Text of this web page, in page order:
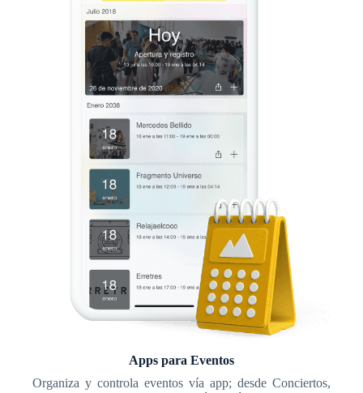
Apps para Eventos
Organiza y controla eventos vía app; desde Conciertos,